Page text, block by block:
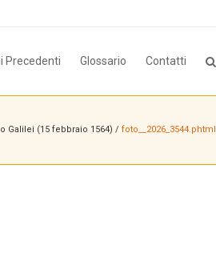
Precedenti Glossario Contatti
Galilei (15 febbraio 1564) / foto__2026_3544.phtml